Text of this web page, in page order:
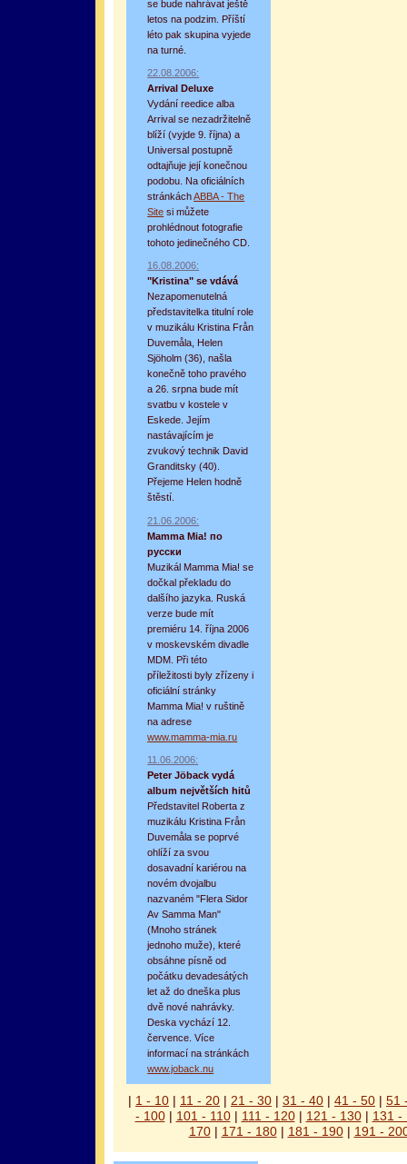
se bude nahrávat ještě
letos na podzim. Příští
léto pak skupina vyjede
na turné.
22.08.2006:
Arrival Deluxe
Vydání reedice alba
Arrival se nezadržitelně
blíží (vyjde 9. října) a
Universal postupně
odtajňuje její konečnou
podobu. Na oficiálních
stránkáchABBA - The
Site si můžete
prohlédnout fotografie
tohoto jedinečného CD.
16.08.2006:
"Kristina" se vdává
Nezapomenutelná
představitelka titulní role
v muzikálu Kristina Från
Duvemåla, Helen
Sjöholm (36), našla
konečně toho pravého
a 26. srpna bude mít
svatbu v kostele v
Eskede. Jejím
nastávajícím je
zvukový technik David
Granditsky (40).
Přejeme Helen hodně
štěstí.
21.06.2006:
Mamma Mia! по
русски
Muzikál Mamma Mia! se
dočkal překladu do
dalšího jazyka. Ruská
verze bude mít
premiéru 14. října 2006
v moskevském divadle
MDM. Při této
příležitosti byly zřízeny i
oficiální stránky
Mamma Mia! v ruštině
na adrese
www.mamma-mia.ru
11.06.2006:
Peter Jöback vydá
album největších hitů
Představitel Roberta z
muzikálu Kristina Från
Duvemåla se poprvé
ohlíží za svou
dosavadní kariérou na
novém dvojalbu
nazvaném "Flera Sidor
Av Samma Man"
(Mnoho stránek
jednoho muže), které
obsáhne písně od
počátku devadesátých
let až do dneška plus
dvě nové nahrávky.
Deska vychází 12.
července. Více
informací na stránkách
www.joback.nu
1 - 10 11 - 20 21 - 30 31 - 40 41 - 50
51
- 100
101 - 110 111 - 120 121 - 130
131 -
170
171 - 180 181 - 190 191 -